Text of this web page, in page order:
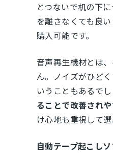
とつないで机の下
を離さなくても良
購入可能です。
音声再生機材とは
ん。ノイズがひど
いうこともあるで
ることで改善され
け心地も重視して
自動テープ起こし